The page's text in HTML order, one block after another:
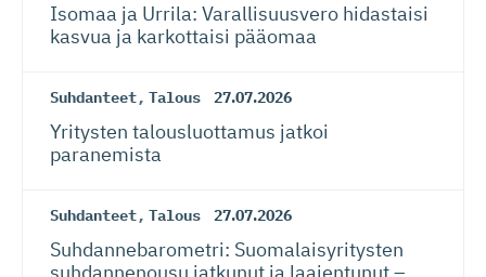
Isomaa ja Urrila: Varallisuusvero hidastaisi
kasvua ja karkottaisi pääomaa
Suhdanteet, Talous 27.07.2026
Yritysten talousluottamus jatkoi
paranemista
Suhdanteet, Talous 27.07.2026
Suhdanneba­ro­metri: Suomalaisy­ri­tysten